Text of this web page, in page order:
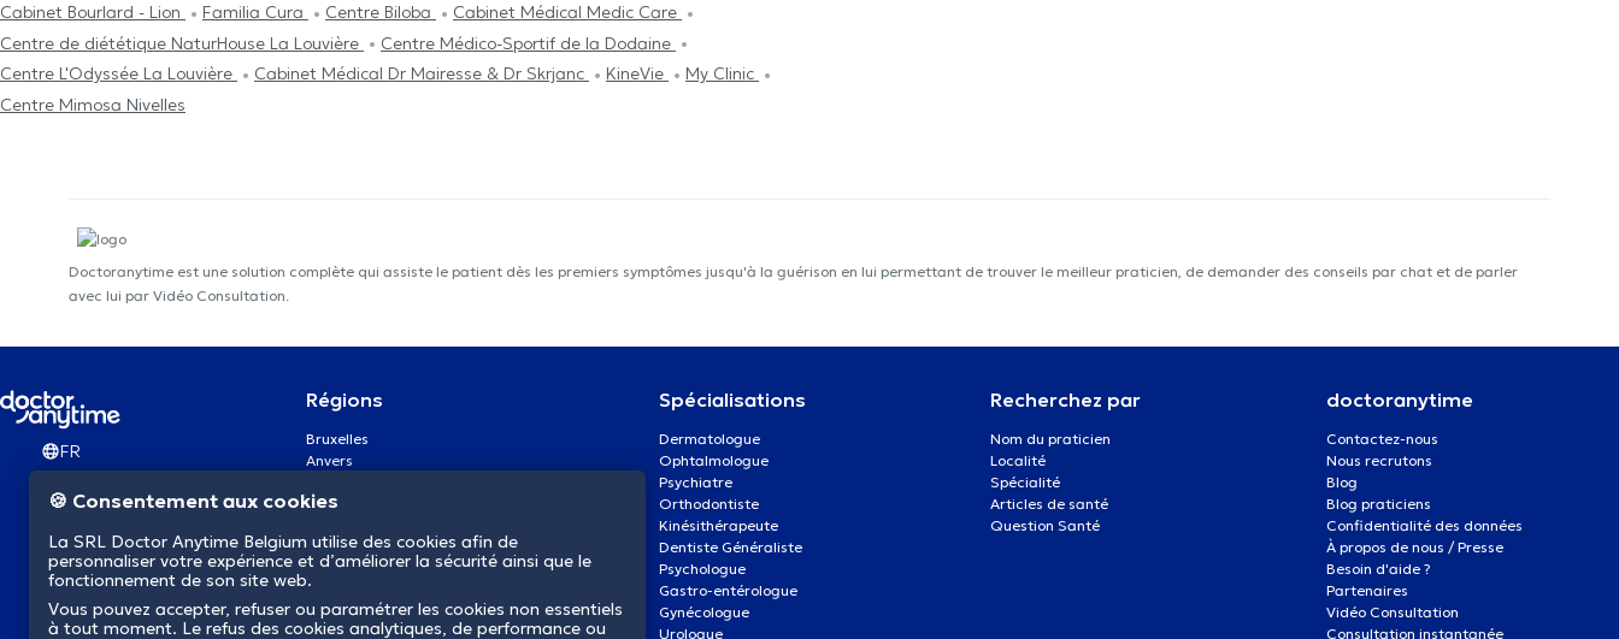
Cabinet Bourlard - Lion
Familia Cura Centre Biloba
Cabinet Médical Medic Care
Centre de diététique NaturHouse La Louvière
Centre Médico-Sportif de la Dodaine
Centre L'Odyssée La Louvière
Cabinet Médical Dr Mairesse & Dr Skrjanc KineVie
My Clinic
Centre Mimosa Nivelles
Doctoranytime est une solution complète qui assiste le patient dès les premiers symptômes jusqu'à la guérison en lui permettant de trouver le meilleur praticien, de demander des conseils par chat et de parler
avec lui par Vidéo Consultation.
FR
Régions
Bruxelles
Anvers
Charleroi
Bruges
Namur
Louvain
Mons
Aalst Flandre-Orientale
Spécialisations
Dermatologue
Ophtalmologue
Psychiatre
Orthodontiste
Kinésithérapeute
Dentiste Généraliste
Psychologue
Gastro-entérologue
Gynécologue
Urologue
Recherchez par
Nom du praticien
Localité
Spécialité
Articles de santé
Question Santé
doctoranytime
Contactez-nous
Nous recrutons
Blog
Blog praticiens
Confidentialité des données
À propos de nous / Presse
Besoin d'aide ?
Partenaires
Vidéo Consultation
Consultation instantanée
🍪 Consentement aux cookies
La SRL Doctor Anytime Belgium utilise des cookies afin de
personnaliser votre expérience et d’améliorer la sécurité ainsi que le
fonctionnement de son site web.
Vous pouvez accepter, refuser ou paramétrer les cookies non essentiels
à tout moment. Le refus des cookies analytiques, de performance ou